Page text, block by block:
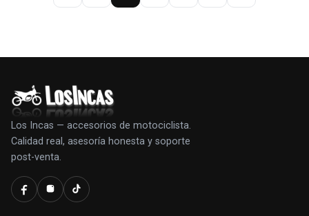
Los Incas — accesorios de motociclista.
Calidad real, asesoría honesta y soporte
post-venta.